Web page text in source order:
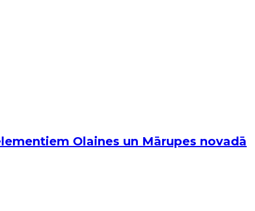
Olaines un Mārupes novadā